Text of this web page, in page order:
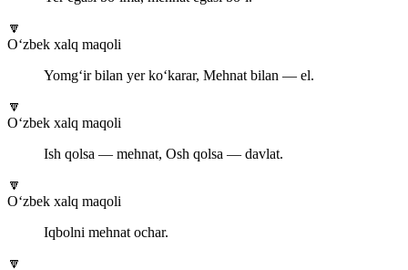
🔽
O‘zbek xalq maqoli
Yomg‘ir bilan yer ko‘karar, Mehnat bilan — el.
🔽
O‘zbek xalq maqoli
Ish qolsa — mehnat, Osh qolsa — davlat.
🔽
O‘zbek xalq maqoli
Iqbolni mehnat ochar.
🔽